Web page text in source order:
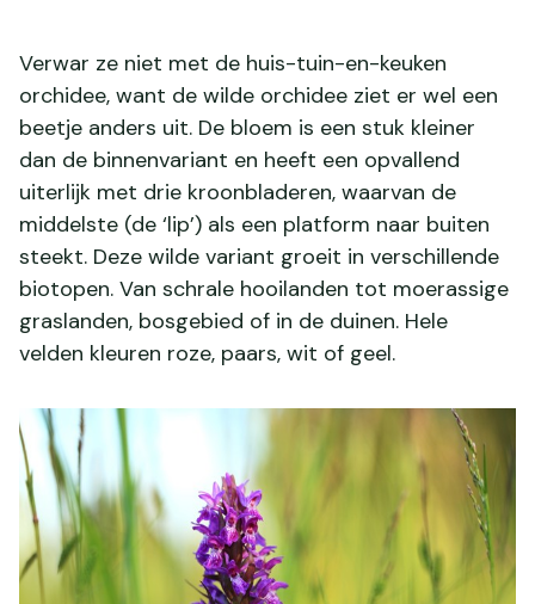
Verwar ze niet met de huis-tuin-en-keuken
orchidee, want de wilde orchidee ziet er wel een
beetje anders uit. De bloem is een stuk kleiner
dan de binnenvariant en heeft een opvallend
uiterlijk met drie kroonbladeren, waarvan de
middelste (de ‘lip’) als een platform naar buiten
steekt. Deze wilde variant groeit in verschillende
biotopen. Van schrale hooilanden tot moerassige
graslanden, bosgebied of in de duinen. Hele
velden kleuren roze, paars, wit of geel.